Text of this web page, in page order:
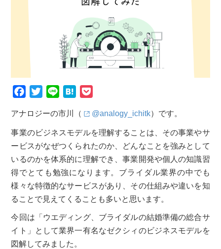
c
e
b
o
o
k
t
t
e
r
n
e
H
e
n
a
c
k
e
t
アナロジーの市川（ @analogy_ichitk）です。
事業のビジネスモデルを理解することは、その事業やサ
ービスがなぜつくられたのか、どんなことを強みとして
いるのかを体系的に理解でき、事業開発や個人の知識習
得でとても勉強になります。ブライダル業界の中でも
様々な特徴的なサービスがあり、その仕組みや違いを知
ることで見えてくることも多いと思います。
今回は「ウエディング、ブライダルの結婚準備の総合サ
イト」として業界一有名なゼクシィのビジネスモデルを
図解してみました。